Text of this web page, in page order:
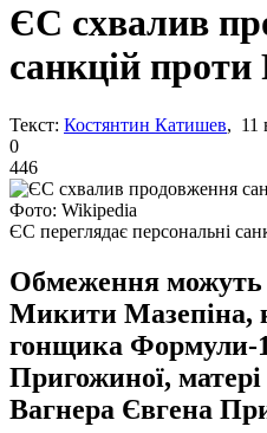
ЄС схвалив
санкцій проти
Текст: Костянтин Катишев, 11
0
446
Фото: Wikipedia
ЄС переглядає персональні
Обмеження можуть
Микити Мазепіна,
гонщика Формули-
Пригожиної,
Вагнера Євгена